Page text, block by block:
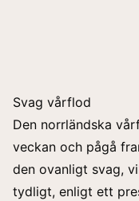
Svag vårflod
Den norrländska
veckan och pågå
den ovanligt svag,
tydligt, enligt ett